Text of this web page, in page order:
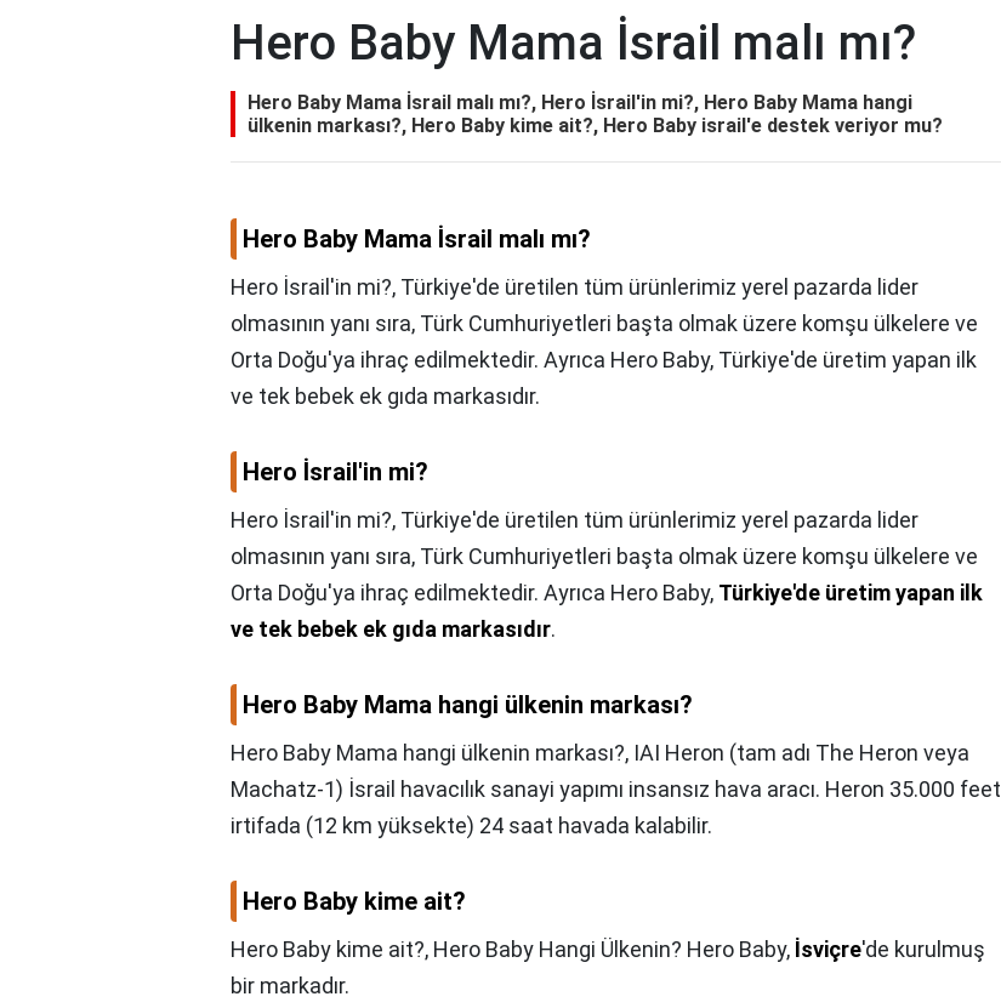
Hero Baby Mama İsrail malı mı?
Hero Baby Mama İsrail malı mı?, Hero İsrail'in mi?, Hero Baby Mama hangi
ülkenin markası?, Hero Baby kime ait?, Hero Baby israil'e destek veriyor mu?
Hero Baby Mama İsrail malı mı?
Hero İsrail'in mi?, Türkiye'de üretilen tüm ürünlerimiz yerel pazarda lider
olmasının yanı sıra, Türk Cumhuriyetleri başta olmak üzere komşu ülkelere ve
Orta Doğu'ya ihraç edilmektedir. Ayrıca Hero Baby, Türkiye'de üretim yapan ilk
ve tek bebek ek gıda markasıdır.
Hero İsrail'in mi?
Hero İsrail'in mi?, Türkiye'de üretilen tüm ürünlerimiz yerel pazarda lider
olmasının yanı sıra, Türk Cumhuriyetleri başta olmak üzere komşu ülkelere ve
Orta Doğu'ya ihraç edilmektedir. Ayrıca Hero Baby, Türkiye'de üretim yapan ilk
ve tek bebek ek gıda markasıdır.
Hero Baby Mama hangi ülkenin markası?
Hero Baby Mama hangi ülkenin markası?, IAI Heron (tam adı The Heron veya
Machatz-1) İsrail havacılık sanayi yapımı insansız hava aracı. Heron 35.000 feet
irtifada (12 km yüksekte) 24 saat havada kalabilir.
Hero Baby kime ait?
Hero Baby kime ait?, Hero Baby Hangi Ülkenin? Hero Baby, İsviçre'de kurulmuş
bir markadır.